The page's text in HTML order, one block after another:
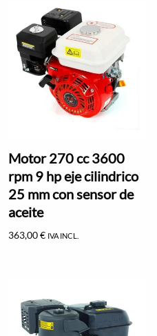
Motor 270 cc 3600
rpm 9 hp eje cilindrico
25 mm con sensor de
aceite
363,00€ IVA INCL.